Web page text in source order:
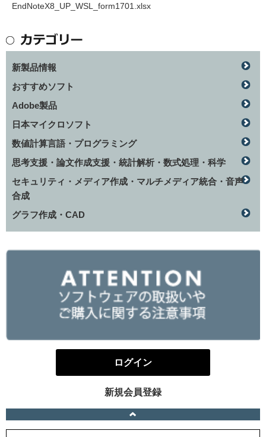
EndNoteX8_UP_WSL_form1701.xlsx
新製品情報
おすすめソフト
Adobe製品
日本マイクロソフト
数値計算言語・プログラミング
思考支援・論文作成支援・統計解析・数式処理・科学
セキュリティ・メディア作成・マルチメディア統合・音声
合成
グラフ作成・CAD
ログイン
新規会員登録